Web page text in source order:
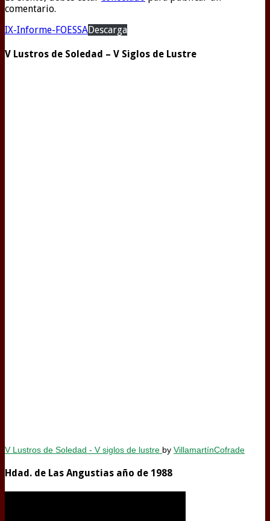
comentario.
IX-Informe-FOESSADescarga
V Lustros de Soledad – V Siglos de Lustre
V Lustros de Soledad - V siglos de lustre by VillamartínCofrade
Hdad. de Las Angustias año de 1988